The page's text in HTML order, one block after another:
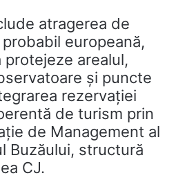
atragerea de
europeană,
protejeze arealul,
și puncte
rezervației
de turism prin
de Management al
Buzăului, structură
CJ.